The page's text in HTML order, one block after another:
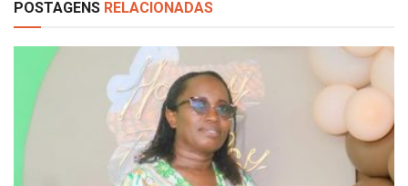
POSTAGENS RELACIONADAS